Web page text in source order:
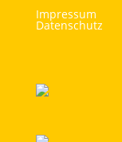
Impressum
Datenschutz